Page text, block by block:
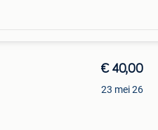
€ 40,00
23 mei 26